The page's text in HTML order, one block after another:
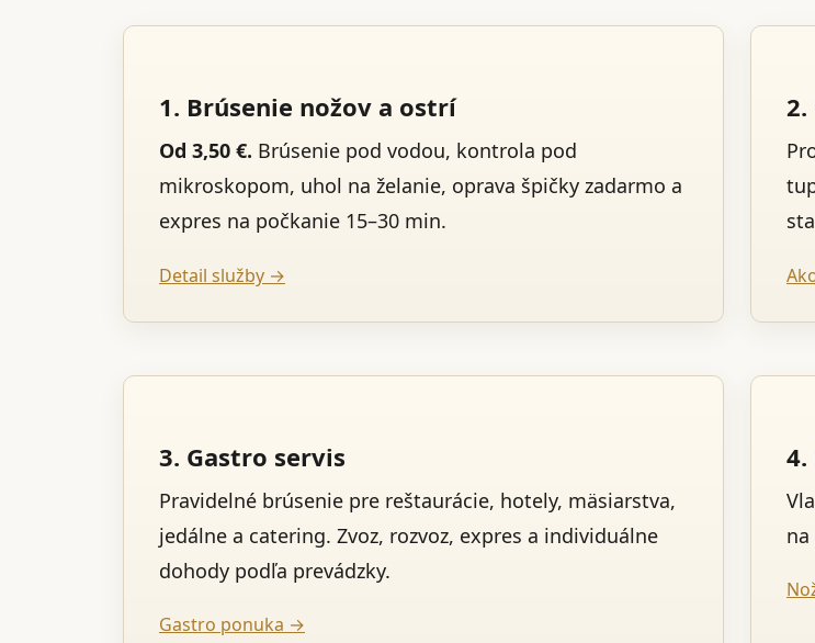
1. Brúsenie nožov a ostrí
Od 3,50 €. Brúsenie pod vodou, kontrola pod
mikroskopom, uhol na želanie, oprava špičky zadarmo a
expres na počkanie 15–30 min.
Detail služby →
3. Gastro servis
Pravidelné brúsenie pre reštaurácie, hotely, mäsiarstva,
jedálne a catering. Zvoz, rozvoz, expres a individuálne
dohody podľa prevádzky.
Gastro ponuka →
4.
na